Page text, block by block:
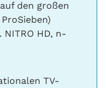
den großen
HD, n-
TV-